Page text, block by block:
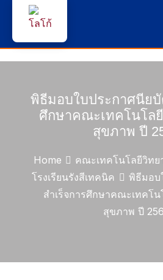
หน้าแรก
ผู้สนใจสมัครเรียน
คณาจารย์และบุคลากร
บุคคลทั่วไป
พิธีมอบใบประกาศนียบั
ศึกษาคณะเทคโนโล
สุขภาพ ปี
Home
คณะเทคโนโลยีวิท
โรงเรียนรังสีเทคนิค
พิธีมอบ
สำเร็จการศึกษาคณะเทคโ
สุขภาพ ปี